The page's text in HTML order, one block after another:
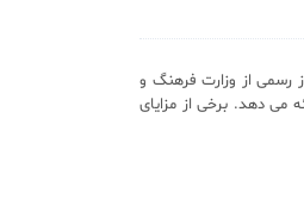
رسمی از وزارت فرهنگ و
می دهد. برخی از مزایای